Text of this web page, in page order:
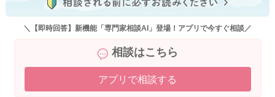
＼【即時回答】新機能「専門家相談AI」登場！アプリで今すぐ相談／
相談はこちら
アプリで相談する